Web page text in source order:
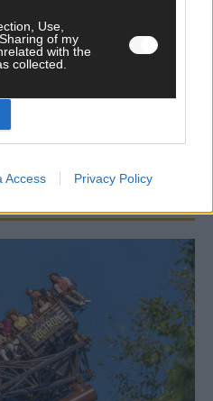
Use,
of my
with the
collected.
Access Privacy Policy
Kommentare via E-
Beiträge via E-Mail.